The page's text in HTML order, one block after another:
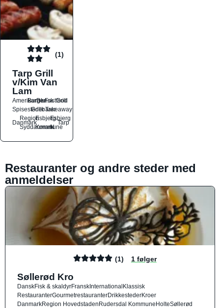
(1)
Tarp Grill
v/Kim Van
Lam
Amerikansk
BurgerDanskFastfood
Grill
SpisestederGrillbarerTakeaway
Danmark
Region
Syddanmark
Esbjerg
Kommune
Esbjerg
N
Tarp
Restauranter og andre steder med
anmeldelser
(1) 1 følger
Søllerød Kro
DanskFisk & skaldyrFranskInternationalKlassisk
RestauranterGourmetrestauranterDrikkestederKroer
DanmarkRegion HovedstadenRudersdal KommuneHolteSøllerød